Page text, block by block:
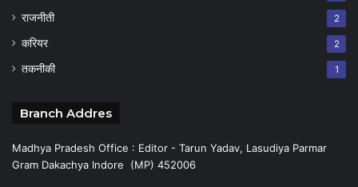
राजनीती 2
करियर 2
तकनीकी 1
Branch Addres
Madhya Pradesh Office : Editor - Tarun Yadav, Lasudiya Parmar
Gram Dakachya Indore (MP) 452006